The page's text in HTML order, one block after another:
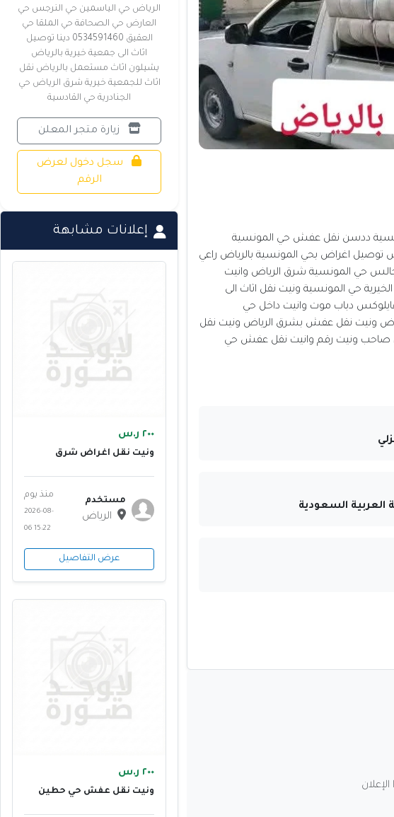
ونيت نقل عفش حي المونسية ددسن نقل عفش حي المونسية
اغراض بحي المونسية بالرياض راعي
حي المونسية شرق الرياض وانيت
حي المونسية ونيت نقل اثاث الى
الرياض 0555613414 ونيت ددسن هايلوكس دباب موت وانيت داخل حي
ونيت نقل عفش بشرق الرياض ونيت نقل
صاحب ونيت رقم وانيت نقل عفش حي
العربية السعودية
الرياض حي الياسمين حي النرجس حي
العارض حي الصحافة حي الملقا حي
العقيق 0534591460 دينا توصيل
اثاث الى جمعية خيرية بالرياض
يشيلون اثاث مستعمل بالرياض نقل
اثاث للجمعية خيرية شرق الرياض حي
الجنادرية حي القادسية
زيارة متجر المعلن
سجل دخول لعرض
الرقم
إعلانات مشابهة
٢٠٠ ر.س
ونيت نقل أغراض شرق
مستخدم
الرياض
منذ يوم
2026-08-
06 15:22
عرض التفاصيل
٢٠٠ ر.س
ونيت نقل عفش حي حطين